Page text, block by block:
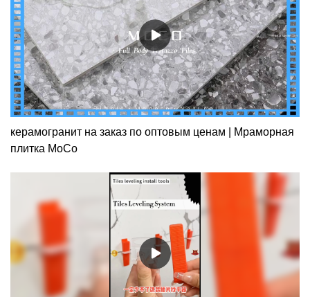
керамогранит на заказ по оптовым ценам | Мраморная
плитка MoCo